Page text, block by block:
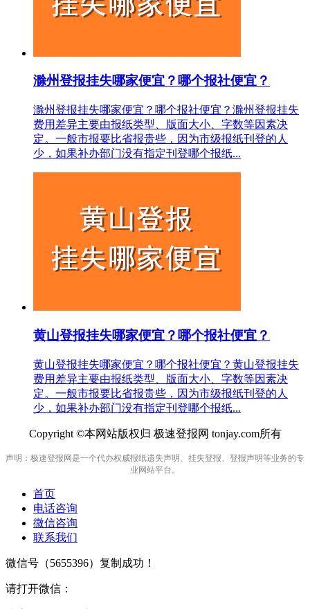
滁州登报挂失哪家便宜？哪个报社便宜？
滁州登报挂失哪家便宜？哪个报社便宜？滁州登报挂失
费用差异主要由报纸类型、版面大小、字数等因素决
定。一般市报要比省报贵些，因为市级报纸刊登的人
少，如果补办部门没有指定刊登哪个报纸...
黄山登报挂失哪家便宜？哪个报社便宜？
黄山登报挂失哪家便宜？哪个报社便宜？黄山登报挂失
费用差异主要由报纸类型、版面大小、字数等因素决
定。一般市报要比省报贵些，因为市级报纸刊登的人
少，如果补办部门没有指定刊登哪个报纸...
Copyright ©本网站版权归 极速登报网 tonjay.com所有
声明：极速登报网是一个代办权威报纸遗失声明、挂失登报、登报声明等业务的专
业网站平台。
首页
电话咨询
微信咨询
联系我们
微信号（5655396）复制成功！
请打开微信：